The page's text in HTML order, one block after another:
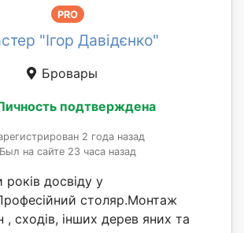
PRO
"Ігор Давідєнко"
Бровары
подтверждена
2 года назад
Был на сайте 23 часа назад
досвіду у
столяр.Монтаж
, сходів, інших дерев яних та